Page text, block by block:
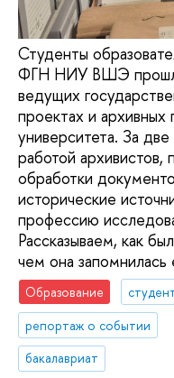
Студенты
ФГН НИУ ВШЭ
ведущих
проектах и
университета. За
работой архивистов,
обработки
исторические
профессию
Рассказываем, как
чем она запомнилась
Образование
репортаж о событии
бакалавриат